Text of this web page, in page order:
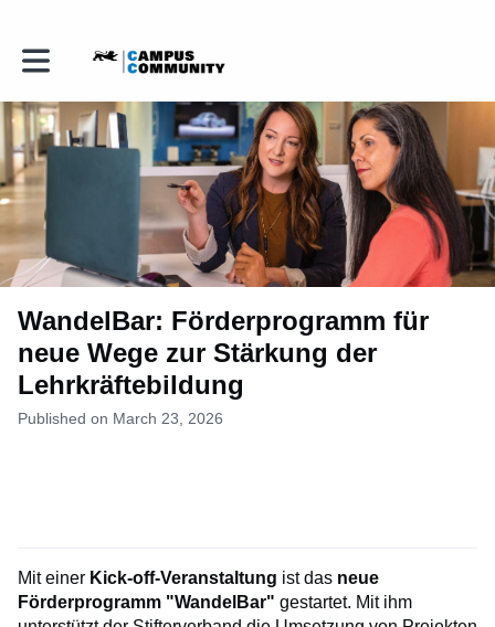
Toggle main navigation
WandelBar: Förderprogramm für
neue Wege zur Stärkung der
Lehrkräftebildung
Published on March 23, 2026
Mit einer Kick-off-Veranstaltung ist das neue
Förderprogramm "WandelBar" gestartet. Mit ihm